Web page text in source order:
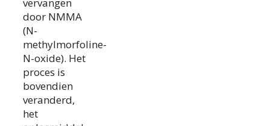
door NMMA
(N-
methylmorfoline-
N-oxide). Het
proces is
bovendien
veranderd,
het